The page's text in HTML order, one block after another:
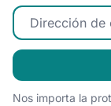
Ingrese su
Nos importa la